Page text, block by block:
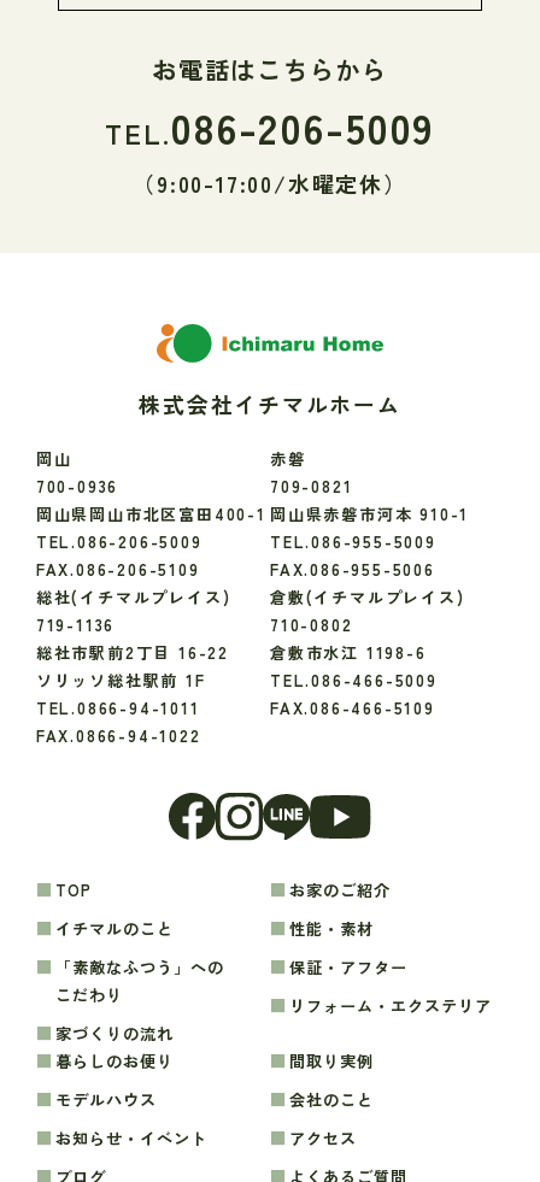
お電話はこちらから
TEL.086-206-5009
（9:00-17:00/水曜定休）
株式会社イチマルホーム
岡山
700-0936
岡山県岡山市北区富田400-1
TEL.086-206-5009
FAX.086-206-5109
赤磐
709-0821
岡山県赤磐市河本 910-1
TEL.086-955-5009
FAX.086-955-5006
総社(イチマルプレイス)
719-1136
総社市駅前2丁目 16-22
ソリッソ総社駅前 1F
TEL.0866-94-1011
FAX.0866-94-1022
倉敷(イチマルプレイス)
710-0802
倉敷市水江 1198-6
TEL.086-466-5009
FAX.086-466-5109
TOP
イチマルのこと
「素敵なふつう」への
こだわり
家づくりの流れ
お家のご紹介
性能・素材
保証・アフター
リフォーム・エクステリア
暮らしのお便り
モデルハウス
お知らせ・イベント
ブログ
間取り実例
会社のこと
アクセス
よくあるご質問